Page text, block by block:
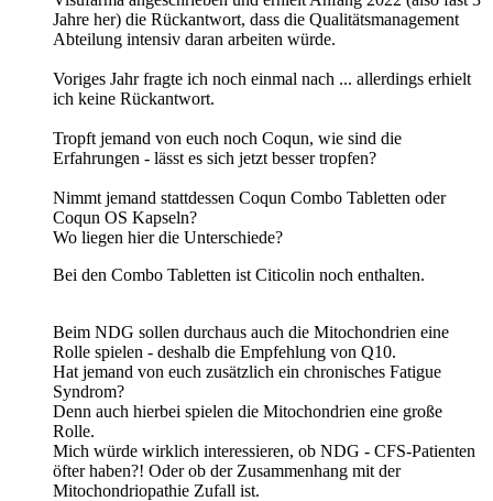
Jahre her) die Rückantwort, dass die Qualitätsmanagement
Abteilung intensiv daran arbeiten würde.
Voriges Jahr fragte ich noch einmal nach ... allerdings erhielt
ich keine Rückantwort.
Tropft jemand von euch noch Coqun, wie sind die
Erfahrungen - lässt es sich jetzt besser tropfen?
Nimmt jemand stattdessen Coqun Combo Tabletten oder
Coqun OS Kapseln?
Wo liegen hier die Unterschiede?
Bei den Combo Tabletten ist Citicolin noch enthalten.
Beim NDG sollen durchaus auch die Mitochondrien eine
Rolle spielen - deshalb die Empfehlung von Q10.
Hat jemand von euch zusätzlich ein chronisches Fatigue
Syndrom?
Denn auch hierbei spielen die Mitochondrien eine große
Rolle.
Mich würde wirklich interessieren, ob NDG - CFS-Patienten
öfter haben?! Oder ob der Zusammenhang mit der
Mitochondriopathie Zufall ist.